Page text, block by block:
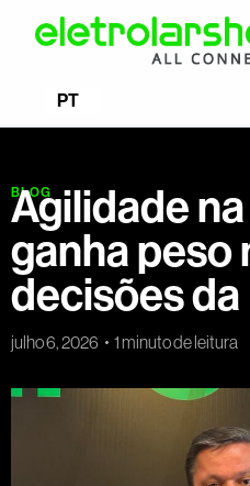
PT
ES
BLOG
Agilidade
ganha peso
decisões da
julho 6, 2026 1 minuto de leitura